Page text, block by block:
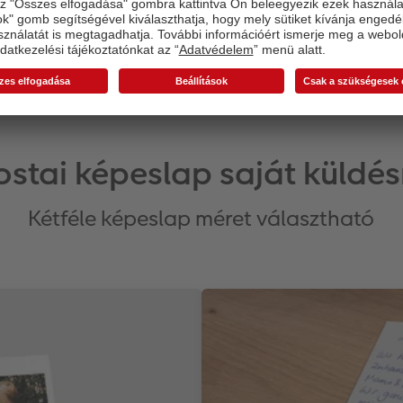
képeslap saját
Kétféle képeslap méret választható